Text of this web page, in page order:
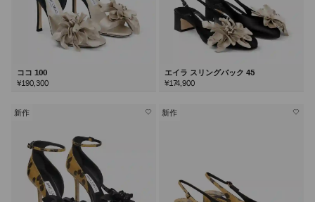
ココ 100
¥190,300
エイラ スリングバック 45
¥174,900
新作 新作